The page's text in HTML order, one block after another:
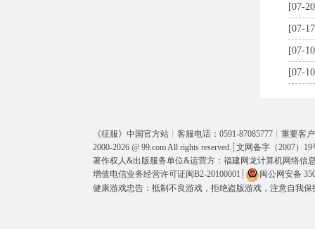
[07-
[07-
[07-
[07-
《征服》中国官方站┊客服电话：0591-87085777┊重要客
2000-2026 @ 99.comAll rights reserved.┊ 文网备字（2007）19
著作权人&出版服务单位&运营方：福建网龙计算机网络信
增值电信业务经营许可证闽B2-20100001 ┊
闽公网安备
健康游戏忠告：抵制不良游戏，拒绝盗版游戏，注意自我